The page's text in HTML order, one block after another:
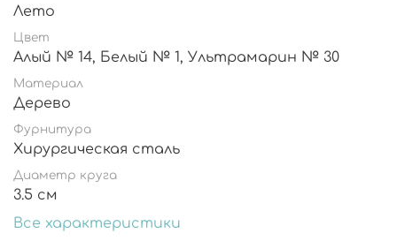
Лето
Цвет
Алый № 14, Белый № 1, Ультрамарин № 30
Материал
Дерево
Фурнитура
Хирургическая сталь
Диаметр круга
3.5 см
Все характеристики